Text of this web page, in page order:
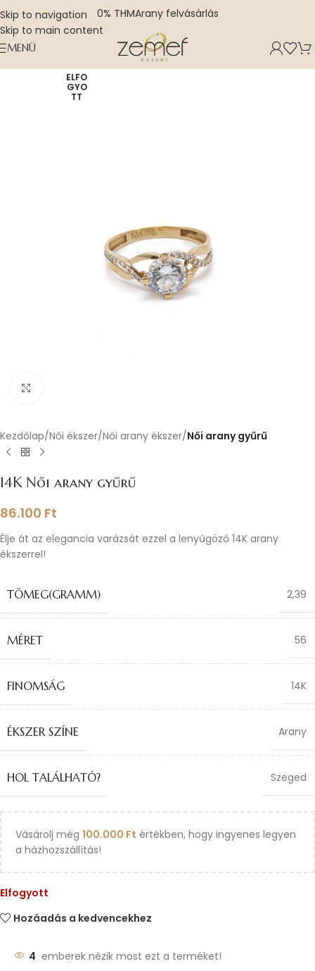
Skip to navigation
Skip to main content
0% THMArany felvásárlás
MENÜ
ELFO
GYO
TT
Kezdőlap Női ékszer Női arany ékszer Női arany gyűrű
14K Női arany gyűrű
86.100 Ft
Élje át az elegancia varázsát ezzel a lenyűgöző 14K arany
ékszerrel!
TÖMEG(GRAMM) 2,39
MÉRET 56
FINOMSÁG 14K
ÉKSZER SZÍNE Arany
HOL TALÁLHATÓ? Szeged
Vásárolj még 100.000 Ft értékben, hogy ingyenes legyen
a házhozszállítás!
Elfogyott
Hozáadás a kedvencekhez
4 emberek nézik most ezt a terméket!